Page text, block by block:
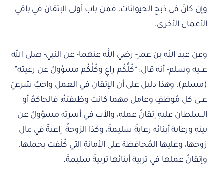
وإن كانَ في ذبحِ الحيوانات، فمن باب أولى الإتقان في باقي
الأعمال الأخرى.
وعن عبد الله بن عمر- رضي الله عنهما- عن النبي- صلى الله
عليه وسلم- أنه قال: “كُلُّكُم راعٍ وكُلُّكُم مسؤولٌ عن رعيتهِ”
(مسلم)، وهذا دليل على أن الإتقان في العمل واجبٌ شرعيّ
على كل مُوظفٍ وعامل مهما كانت وظيفتهُ؛ فالحاكمُ أو
السلطان عليهِ إتقانُ عملهِ، والأب في أسرته مسؤولٌ عن
بيتهِ ورعاية أبنائه رعايةً سليمةً، وكذا الزوجةُ راعيةٌ في مالِ
زوجها، وعليها المُحافظة على الأمانةِ التي كُلّفت بحملها،
وإتقانُ عملها في تربية أبنائها تربيةً سليمةً.